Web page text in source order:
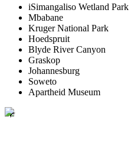
iSimangaliso Wetland Park
Mbabane
Kruger National Park
Hoedspruit
Blyde River Canyon
Graskop
Johannesburg
Soweto
Apartheid Museum